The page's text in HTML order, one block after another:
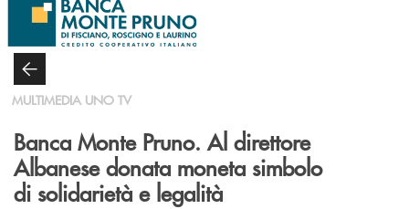
Salta al contenuto principale
MULTIMEDIA UNO TV
Banca Monte Pruno. Al direttore
Albanese donata moneta simbolo
di solidarietà e legalità